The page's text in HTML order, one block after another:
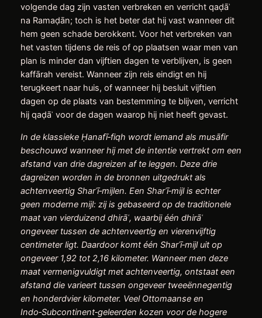
volgende dag zijn vasten verbreken en verricht qaḍāʾ
na Ramaḍān; toch is het beter dat hij vast wanneer dit
hem geen schade berokkent. Voor het verbreken van
het vasten tijdens de reis of op plaatsen waar men van
plan is minder dan vijftien dagen te verblijven, is geen
kaffārah vereist. Wanneer zijn reis eindigt en hij
terugkeert naar huis, of wanneer hij besluit vijftien
dagen op de plaats van bestemming te blijven, verricht
hij qaḍāʾ voor de dagen waarop hij niet heeft gevast.
In de klassieke Ḥanafī‑fiqh wordt iemand als musāfir
beschouwd wanneer hij met de intentie vertrekt om een
afstand van drie dagreizen af te leggen. Deze drie
dagreizen worden in de bronnen uitgedrukt als
achtenveertig Sharʿī‑mijlen. Een Sharʿī‑mijl is echter
geen moderne mijl: zij is gebaseerd op de traditionele
maat van vierduizend dhirāʿ, waarbijéén dhirāʿ
ongeveer tussen de achtenveertig en vierenvijftig
centimeter ligt. Daardoor komtéén Sharʿī‑mijl uit op
ongeveer 1,92 tot 2,16 kilometer. Wanneer men deze
maat vermenigvuldigt met achtenveertig, ontstaat een
afstand die varieert tussen ongeveer tweeënnegentig
en honderdvier kilometer. Veel Ottomaanse en
Indo‑Subcontinent‑geleerden kozen voor de hogere